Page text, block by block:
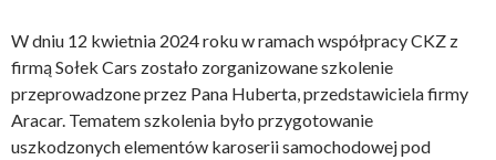
W dniu 12 kwietnia 2024 roku w ramach współpracy CKZ z
firmą Sołek Cars zostało zorganizowane szkolenie
przeprowadzone przez Pana Huberta, przedstawiciela firmy
Aracar. Tematem szkolenia było przygotowanie
uszkodzonych elementów karoserii samochodowej pod